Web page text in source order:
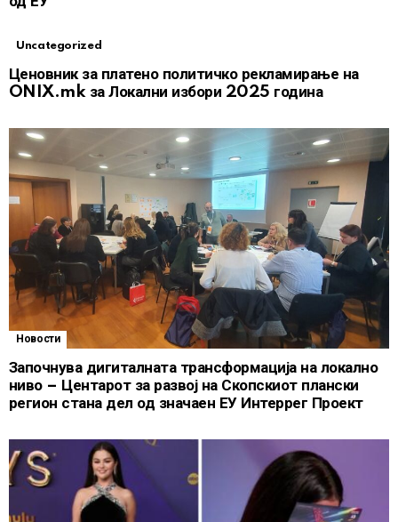
Uncategorized
Ценовник за платено политичко рекламирање на
ONIX.mk за Локални избори 2025 година
Новости
Започнува дигиталната трансформација на локално
ниво – Центарот за развој на Скопскиот плански
регион стана дел од значаен ЕУ Интеррег Проект